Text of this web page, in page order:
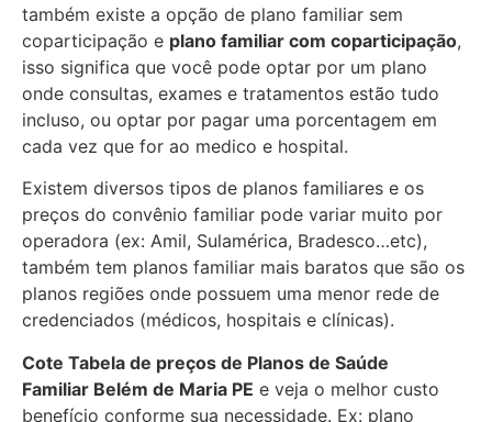
também existe a opção de plano familiar sem
coparticipação e plano familiar com coparticipação,
isso significa que você pode optar por um plano
onde consultas, exames e tratamentos estão tudo
incluso, ou optar por pagar uma porcentagem em
cada vez que for ao medico e hospital.
Existem diversos tipos de planos familiares e os
preços do convênio familiar pode variar muito por
operadora (ex: Amil, Sulamérica, Bradesco…etc),
também tem planos familiar mais baratos que são os
planos regiões onde possuem uma menor rede de
credenciados (médicos, hospitais e clínicas).
Cote Tabela de preços de Planos de Saúde
Familiar Belém de Maria PE e veja o melhor custo
benefício conforme sua necessidade. Ex: plano